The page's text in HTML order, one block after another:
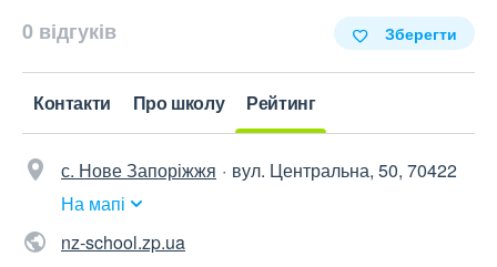
0 відгуків Зберегти
Контакти Про школу Рейтинг
с. Нове Запоріжжя
вул. Центральна, 50, 70422
На мапі
nz-school.zp.ua